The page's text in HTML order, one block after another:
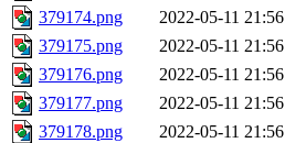
379174.png
2022-05-11 21:56
379175.png
2022-05-11 21:56
379176.png
2022-05-11 21:56
379177.png
2022-05-11 21:56
379178.png
2022-05-11 21:56